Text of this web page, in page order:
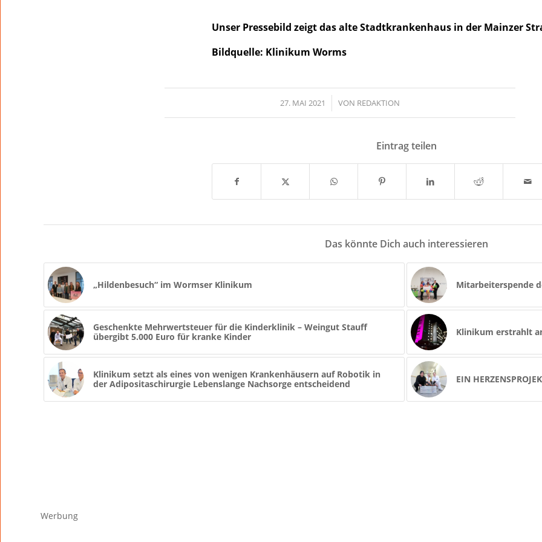
Unser Pressebild zeigt das alte Stadtkrankenhaus in der Mainzer
Bildquelle: Klinikum Worms
27. MAI 2021
/ VON REDAKTION
Eintrag teilen
Das könnte Dich auch interessieren
„Hildenbesuch“ im Wormser Klinikum Mitarbeiterspende
Geschenkte Mehrwertsteuer für die Kinderklinik – Weingut Stauff
übergibt 5.000 Euro für kranke Kinder
Klinikum erstrahlt
Klinikum setzt als eines von wenigen Krankenhäusern auf Robotik in
der Adipositaschirurgie Lebenslange Nachsorge entscheidend
EIN
Werbung